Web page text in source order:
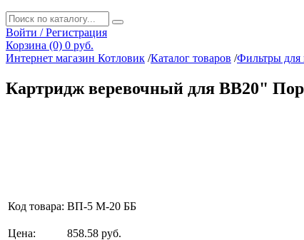
Войти / Регистрация
Корзина (0) 0 руб.
Интернет магазин Котловик /Каталог товаров /Фильтры для
Картридж веревочный для BB20"
Код товара: ВП-5 М-20 ББ
Цена: 858.58 руб.